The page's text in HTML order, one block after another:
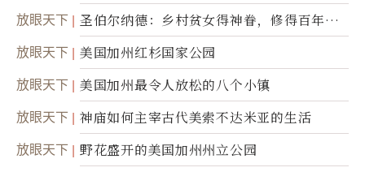
灵
放眼天下
圣伯尔纳德：乡村贫女得神眷，修得百年不
腐身
放眼天下 美国加州红杉国家公园
放眼天下 美国加州最令人放松的八个小镇
放眼天下 神庙如何主宰古代美索不达米亚的生活
放眼天下 野花盛开的美国加州州立公园